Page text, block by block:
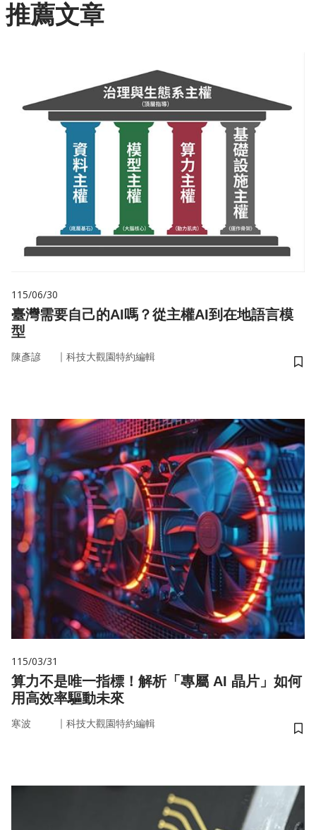
推薦文章
115/06/30
臺灣需要自己的AI嗎？從主權AI到在地語言模
型
陳彥諺 ｜ 科技大觀園特約編輯
儲
115/03/31
算力不是唯一指標！解析「專屬 AI 晶片」如何
用高效率驅動未來
寒波 ｜ 科技大觀園特約編輯
儲